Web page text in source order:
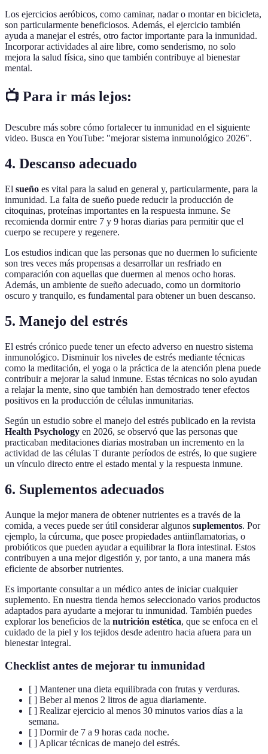
Los ejercicios aeróbicos, como caminar, nadar o montar en bicicleta,
son particularmente beneficiosos. Además, el ejercicio también
ayuda a manejar el estrés, otro factor importante para la inmunidad.
Incorporar actividades al aire libre, como senderismo, no solo
mejora la salud física, sino que también contribuye al bienestar
mental.
📺 Para ir más lejos:
Descubre más sobre cómo fortalecer tu inmunidad en el siguiente
video. Busca en YouTube: "mejorar sistema inmunológico 2026".
4. Descanso adecuado
El sueño es vital para la salud en general y, particularmente, para la
inmunidad. La falta de sueño puede reducir la producción de
citoquinas, proteínas importantes en la respuesta inmune. Se
recomienda dormir entre 7 y 9 horas diarias para permitir que el
cuerpo se recupere y regenere.
Los estudios indican que las personas que no duermen lo suficiente
son tres veces más propensas a desarrollar un resfriado en
comparación con aquellas que duermen al menos ocho horas.
Además, un ambiente de sueño adecuado, como un dormitorio
oscuro y tranquilo, es fundamental para obtener un buen descanso.
5. Manejo del estrés
El estrés crónico puede tener un efecto adverso en nuestro sistema
inmunológico. Disminuir los niveles de estrés mediante técnicas
como la meditación, el yoga o la práctica de la atención plena puede
contribuir a mejorar la salud inmune. Estas técnicas no solo ayudan
a relajar la mente, sino que también han demostrado tener efectos
positivos en la producción de células inmunitarias.
Según un estudio sobre el manejo del estrés publicado en la revista
Health Psychology en 2026, se observó que las personas que
practicaban meditaciones diarias mostraban un incremento en la
actividad de las células T durante períodos de estrés, lo que sugiere
un vínculo directo entre el estado mental y la respuesta inmune.
6. Suplementos adecuados
Aunque la mejor manera de obtener nutrientes es a través de la
comida, a veces puede ser útil considerar algunos suplementos. Por
ejemplo, la cúrcuma, que posee propiedades antiinflamatorias, o
probióticos que pueden ayudar a equilibrar la flora intestinal. Estos
contribuyen a una mejor digestión y, por tanto, a una manera más
eficiente de absorber nutrientes.
Es importante consultar a un médico antes de iniciar cualquier
suplemento. En nuestra tienda hemos seleccionado varios productos
adaptados para ayudarte a mejorar tu inmunidad. También puedes
explorar los beneficios de la nutrición estética, que se enfoca en el
cuidado de la piel y los tejidos desde adentro hacia afuera para un
bienestar integral.
Checklist antes de mejorar tu inmunidad
[ ] Mantener una dieta equilibrada con frutas y verduras.
[ ] Beber al menos 2 litros de agua diariamente.
[ ] Realizar ejercicio al menos 30 minutos varios días a la
semana.
[ ] Dormir de 7 a 9 horas cada noche.
[ ] Aplicar técnicas de manejo del estrés.